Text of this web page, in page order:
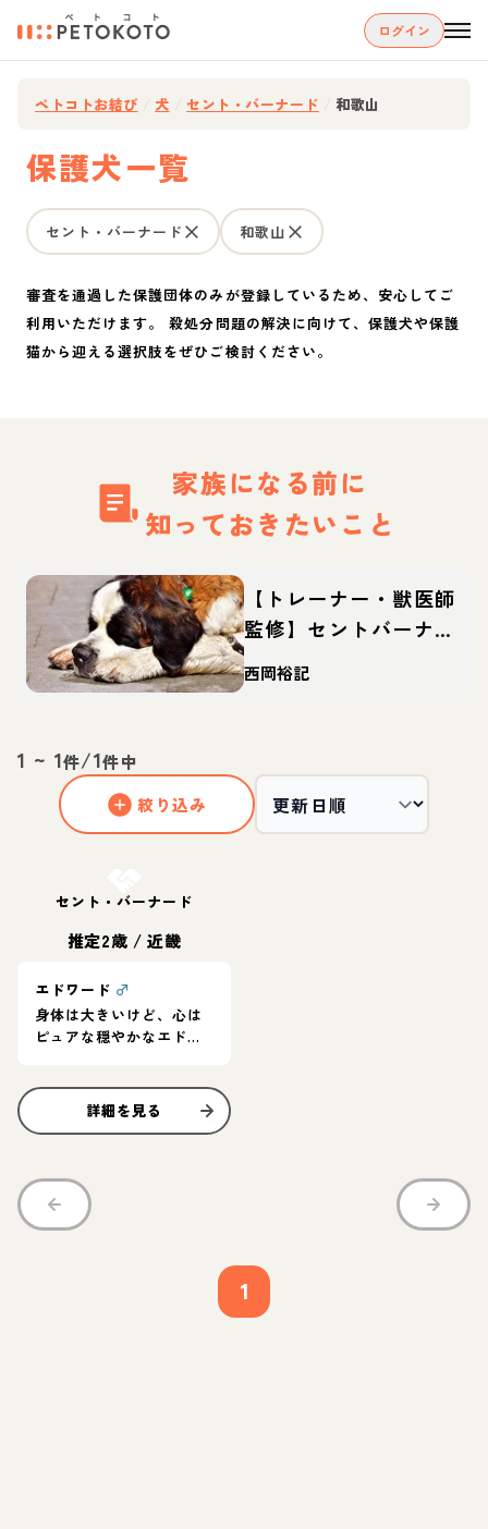
ログイン
ペトコトお結び 犬 セント・バーナード 和歌山
保護犬一覧
セント・バーナード 和歌山
審査を通過した保護団体のみが登録しているため、安心してご
利用いただけます。 殺処分問題の解決に向けて、保護犬や保護
猫から迎える選択肢をぜひご検討ください。
家族になる前に
知っておきたいこと
【トレーナー・獣医師
監修】セントバーナー
ドってどんな犬？性
格・特徴・育て方・迎
西岡裕記
1 ~ 1件/1件中
絞り込み
セント・バーナード
推定2歳 / 近畿
エドワード ♂
身体は大きいけど、心は
ピュアな穏やかなエドワ
詳細を見る
1